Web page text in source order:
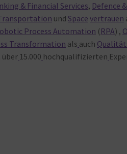
& FinancialServices, Defence
undSpace vertrauen
Process Automation ( RPA) ,
Transformation als auch
über 15.000 hochqualifizierten